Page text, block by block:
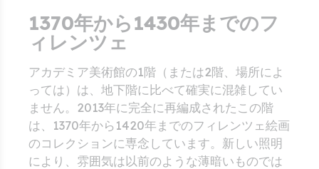
1370年から1430年までのフ
ィレンツェ
アカデミア美術館の1階（または2階、場所によ
っては）は、地下階に比べて確実に混雑してい
ません。2013年に完全に再編成されたこの階
は、1370年から1420年までのフィレンツェ絵画
のコレクションに専念しています。新しい照明
により、雰囲気は以前のような薄暗いものでは